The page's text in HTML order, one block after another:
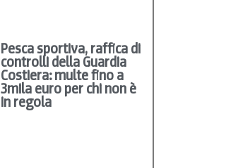
Pesca sportiva, raffica di
controlli della Guardia
Costiera: multe fino a
3mila euro per chi non è
in regola